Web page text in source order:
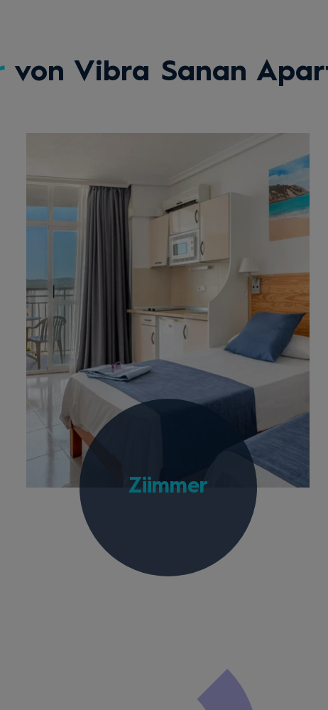
von Vibra Sanan
Ziimmer